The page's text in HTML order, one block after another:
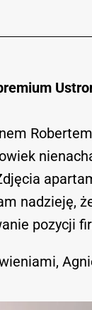
nadzieję,
pozycji